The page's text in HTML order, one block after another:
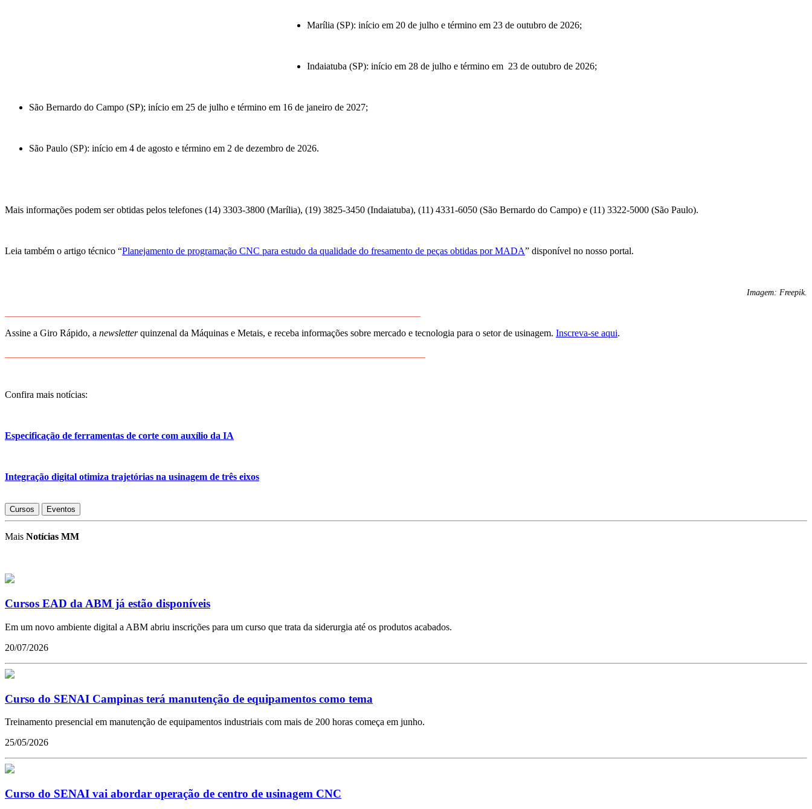
Marília (SP): início em 20 de julho e término em 23 de outubro de 2026;
Indaiatuba (SP): início em 28 de julho e término em 23 de outubro de 2026;
São Bernardo do Campo (SP); início em 25 de julho e término em 16 de janeiro de 2027;
São Paulo (SP): início em 4 de agosto e término em 2 de dezembro de 2026.
Mais informações podem ser obtidas pelos telefones (14) 3303-3800 (Marília), (19) 3825-3450 (Indaiatuba), (11) 4331-6050 (São Bernardo do Campo) e (11) 3322-5000 (São Paulo).
Leia também o artigo técnico “Planejamento de programação CNC para estudo da qualidade do fresamento de peças obtidas por MADA” disponível no nosso portal.
Imagem: Freepik.
Assine a Giro Rápido, a newsletterquinzenal da Máquinas e Metais, e receba informações sobre mercado e tecnologia para o setor de usinagem. Inscreva-se aqui.
Confira mais notícias:
Especificação de ferramentas de corte com auxílio da IA
Integração digital otimiza trajetórias na usinagem de três eixos
Cursos Eventos
Mais Notícias MM
Cursos EAD da ABM já estão disponíveis
Em um novo ambiente digital a ABM abriu inscrições para um curso que trata da siderurgia até os produtos acabados.
20/07/2026
Curso do SENAI Campinas terá manutenção de equipamentos como tema
Treinamento presencial em manutenção de equipamentos industriais com mais de 200 horas começa em junho.
25/05/2026
Curso do SENAI vai abordar operação de centro de usinagem CNC